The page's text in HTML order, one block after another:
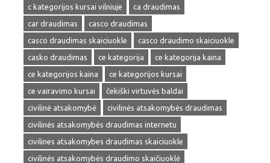
c kategorijos kursai vilniuje
ca draudimas
car draudimas
casco draudimas
casco draudimas skaiciuokle
casco draudimo skaiciuokle
casko draudimas
ce kategorija
ce kategorija kaina
ce kategorijos kaina
ce kategorijos kursai
ce vairavimo kursai
čekiški virtuvės baldai
civilinė atsakomybė
civilinės atsakomybės draudimas
civilinės atsakomybės draudimas internetu
civilines atsakomybes draudimas skaiciuokle
civilinės atsakomybės draudimo skaičiuoklė